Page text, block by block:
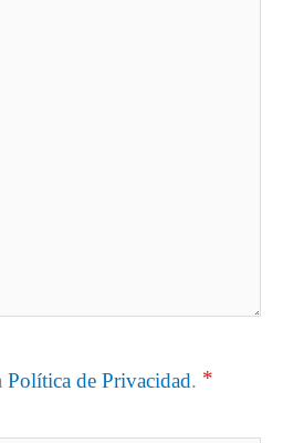
Política de Privacidad. *